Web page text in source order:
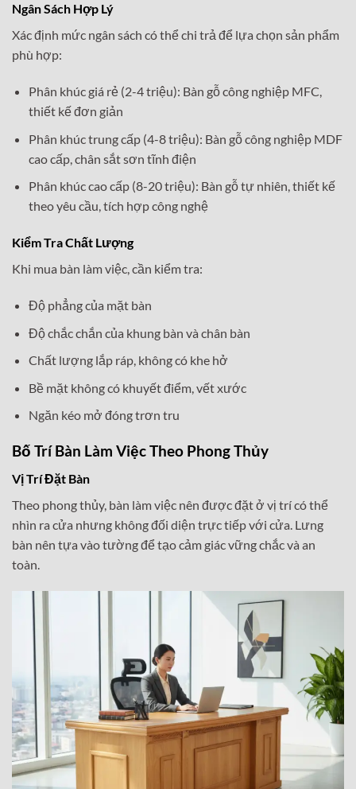
Ngân Sách Hợp Lý
Xác định mức ngân sách có thể chi trả để lựa chọn sản phẩm
phù hợp:
Phân khúc giá rẻ (2-4 triệu): Bàn gỗ công nghiệp MFC,
thiết kế đơn giản
Phân khúc trung cấp (4-8 triệu): Bàn gỗ công nghiệp MDF
cao cấp, chân sắt sơn tĩnh điện
Phân khúc cao cấp (8-20 triệu): Bàn gỗ tự nhiên, thiết kế
theo yêu cầu, tích hợp công nghệ
Kiểm Tra Chất Lượng
Khi mua bàn làm việc, cần kiểm tra:
Độ phẳng của mặt bàn
Độ chắc chắn của khung bàn và chân bàn
Chất lượng lắp ráp, không có khe hở
Bề mặt không có khuyết điểm, vết xước
Ngăn kéo mở đóng trơn tru
Bố Trí Bàn Làm Việc Theo Phong Thủy
Vị Trí Đặt Bàn
Theo phong thủy, bàn làm việc nên được đặt ở vị trí có thể
nhìn ra cửa nhưng không đối diện trực tiếp với cửa. Lưng
bàn nên tựa vào tường để tạo cảm giác vững chắc và an
toàn.